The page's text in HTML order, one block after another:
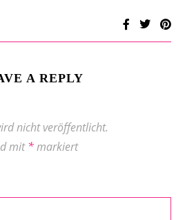
A REPLY
nicht veröffentlicht.
mit*markiert